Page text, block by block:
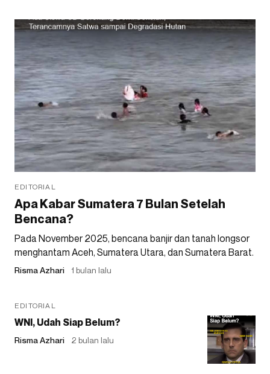
EDITORIAL
Apa Kabar Sumatera 7 Bulan Setelah
Bencana?
Pada November 2025, bencana banjir dan tanah longsor
menghantam Aceh, Sumatera Utara, dan Sumatera Barat.
Risma Azhari 1 bulan lalu
EDITORIAL
WNI, Udah Siap Belum?
Risma Azhari 2 bulan lalu